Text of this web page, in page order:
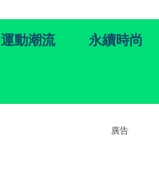
運動潮流 永續時尚
廣告